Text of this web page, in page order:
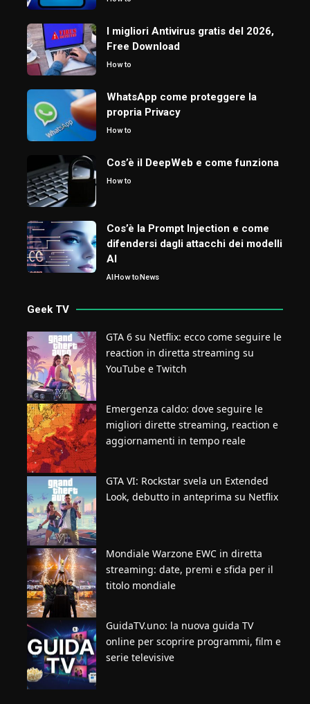
I migliori Antivirus gratis del 2026,
Free Download
How to
WhatsApp come proteggere la
propria Privacy
How to
Cos’è il DeepWeb e come funziona
How to
Cos’è la Prompt Injection e come
difendersi dagli attacchi dei modelli
AI
AIHow toNews
Geek TV
GTA 6 su Netflix: ecco come seguire le
reaction in diretta streaming su
YouTube e Twitch
Emergenza caldo: dove seguire le
migliori dirette streaming, reaction e
aggiornamenti in tempo reale
GTA VI: Rockstar svela un Extended
Look, debutto in anteprima su Netflix
Mondiale Warzone EWC in diretta
streaming: date, premi e sfida per il
titolo mondiale
GuidaTV.uno: la nuova guida TV
online per scoprire programmi, film e
serie televisive